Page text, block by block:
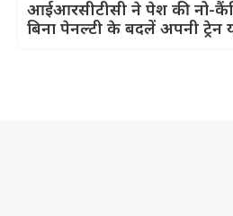
आईआरसीटीसी ने पेश की नो-
बिना पेनल्टी के बदलें अपनी ट्रेन